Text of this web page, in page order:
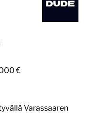
€
Varassaaren